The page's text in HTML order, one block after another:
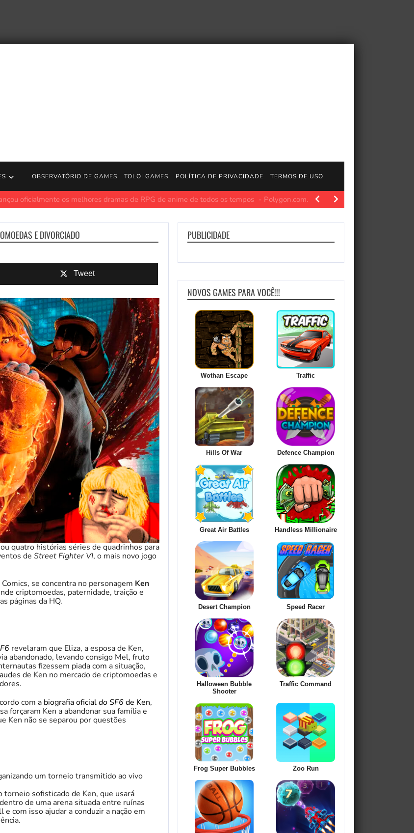
OBSERVATÓRIO DE GAMES TOLOI GAMES POLÍTICA DE PRIVACIDADE TERMOS DE USO
melhor quando Peter Parker não consegue descansar Polygon.com. Personagens fictícios não devem permanecer os
E DIVORCIADO
Tweet
quatro histórias séries de quadrinhos para
de Street Fighter VI, o mais novo jogo
se concentra no personagem Ken
criptomoedas, paternidade, traição e
páginas da HQ.
revelaram que Eliza, a esposa de Ken,
abandonado, levando consigo Mel, fruto
fizessem piada com a situação,
de Ken no mercado de criptomoedas e
com a biografia oficialdo SF6de Ken,
forçaram Ken a abandonar sua família e
Ken não se separou por questões
um torneio transmitido ao vivo
torneio sofisticado de Ken, que usará
de uma arena situada entre ruínas
com isso ajudar a conduzir a nação em
PUBLICIDADE
NOVOS GAMES PARA VOCÊ!!!
Wothan Escape Traffic
Hills Of War Defence Champion
Great Air Battles Handless Millionaire
Desert Champion Speed Racer
Halloween Bubble
Shooter
Traffic Command
Frog Super Bubbles Zoo Run